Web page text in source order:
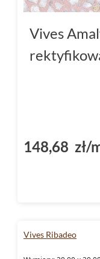
Vives
148,68 zł/
Vives Ribadeo